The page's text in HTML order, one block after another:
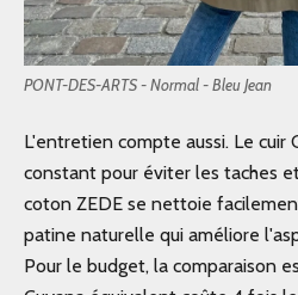
PONT-DES-ARTS - Normal - Bleu Jean
L'entretien compte aussi. Le cuir
constant pour éviter les taches
coton ZEDE se nettoie
patine naturelle qui améliore
Pour le budget, la comparaison